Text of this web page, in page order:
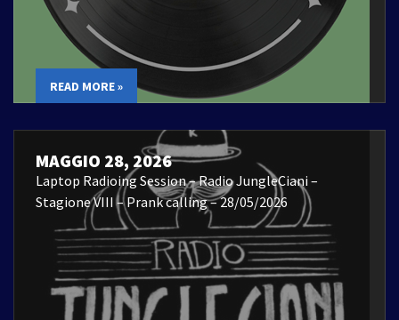
READ MORE »
MAGGIO 28, 2026
Laptop Radioing Session – Radio JungleCiani –
Stagione VIII – Prank calling – 28/05/2026